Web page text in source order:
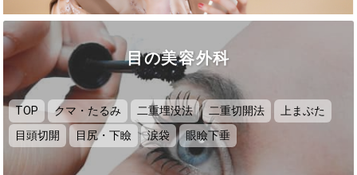
目の美容外科
TOP クマ・たるみ 二重埋没法 二重切開法
上まぶた
目頭切開
目尻・下瞼 涙袋 眼瞼下垂